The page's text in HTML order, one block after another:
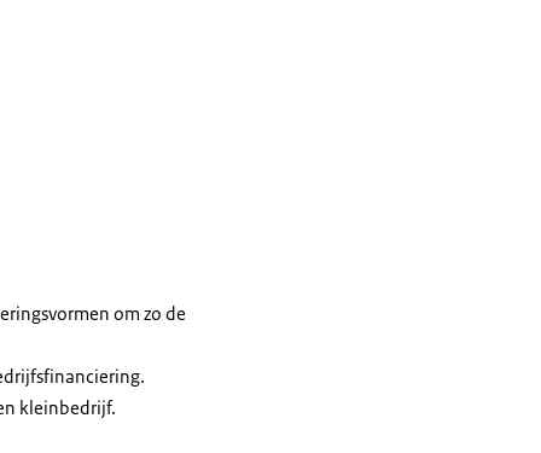
om zo de
kleinbedrijf.